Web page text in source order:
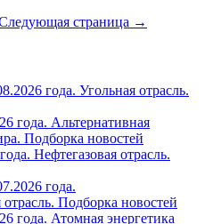
страница →
года. Угольная отрасль.
года. Альтернативная
Подборка новостей
Нефтегазовая отрасль.
года.
отрасль. Подборка новостей
года. Атомная энергетика